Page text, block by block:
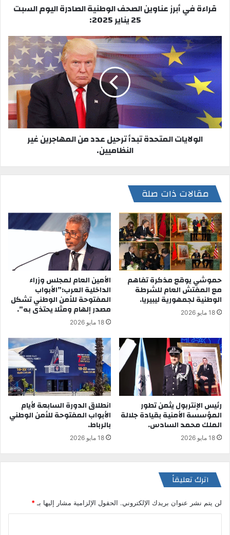
قراءة في أبرز عناوين الصحف الوطنية الصادرة اليوم السبت
25 يناير 2025:
الولايات المتحدة تبدأ ترحيل عدد من المهاجرين غير
النظاميين.
مقالات ذات صلة
حموشي يوقع مذكرة تفاهم
مع المفتش العام للشرطة
الوطنية لجمهورية ليبيريا.
18 مايو 2026
الأمين العام لمجلس وزراء
الداخلية العرب:”الأبواب
المفتوحة للأمن الوطني تشكل
مصدر إلهام ومثلا يحتذى به”.
18 مايو 2026
رئيس الإنتربول يثمن تطور
المؤسسة الأمنية بقيادة جلالة
الملك محمد السادس.
18 مايو 2026
انطلاق الدورة السابعة لأيام
الأبواب المفتوحة للأمن الوطني
بالرباط.
18 مايو 2026
اترك تعليقاً
لن يتم نشر عنوان بريدك الإلكتروني. الحقول الإلزامية مشار إليها بـ *